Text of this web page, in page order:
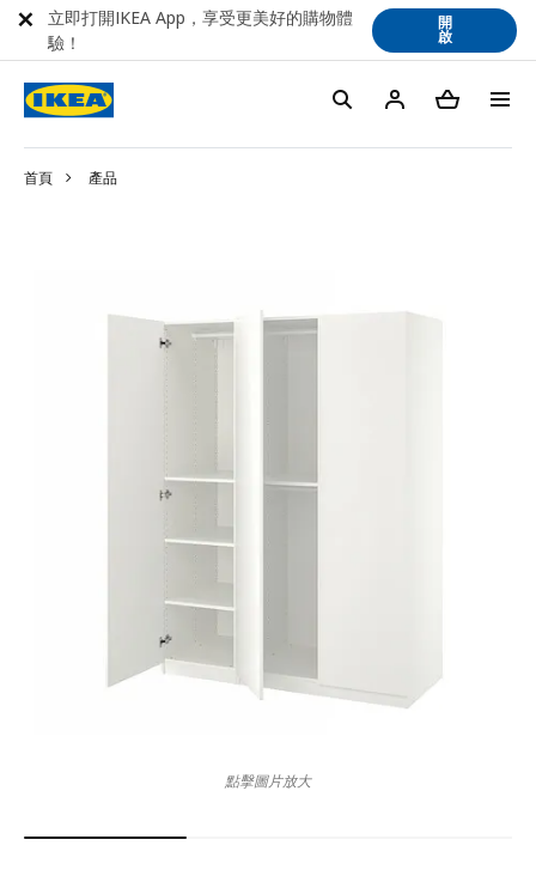
首頁 產品
點擊圖片放大
立即打開IKEA App，享受更美好的購物體
驗！
開
啟